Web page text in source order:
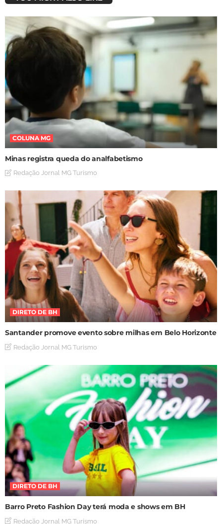
COLUNA MG
Minas registra queda do analfabetismo
Redação Jornal MG Turismo
DIRETO DE BH
Santander promove evento sobre milhas em Belo Horizonte
Redação Jornal MG Turismo
DIRETO DE BH
Barro Preto Fashion Day terá moda e shows em BH
Redação Jornal MG Turismo